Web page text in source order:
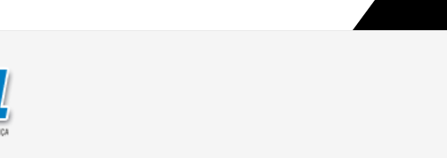
Sul na maior campanha humanitária já registrada no país